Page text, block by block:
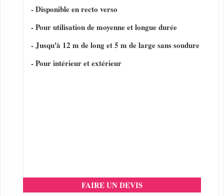
- Disponible en recto verso
- Pour utilisation de moyenne et longue durée
- Jusqu'à 12 m de long et 5 m de large sans soudure
- Pour intérieur et extérieur
FAIRE UN DEVIS